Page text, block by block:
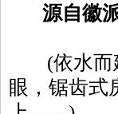
源自徽派
(依水而建
眼，锯齿式